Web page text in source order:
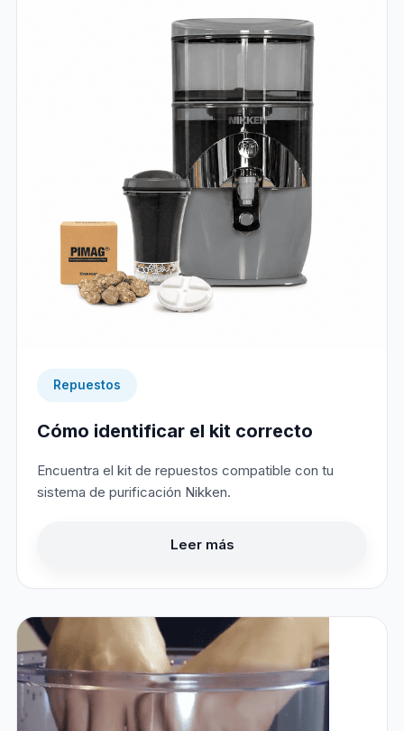
Repuestos
Cómo identificar el kit correcto
Encuentra el kit de repuestos compatible con tu
sistema de purificación Nikken.
Leer más